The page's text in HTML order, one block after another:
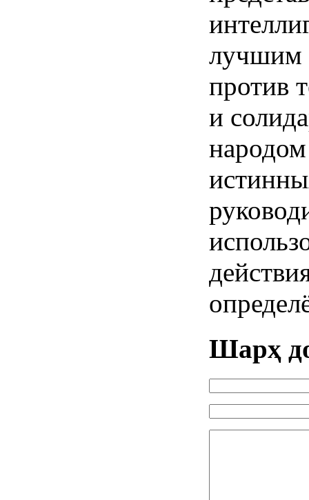
лучшим
против
и
Шарҳ